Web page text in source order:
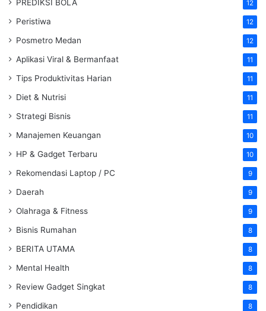
PREDIKSI BOLA 12
Peristiwa 12
Posmetro Medan 12
Aplikasi Viral & Bermanfaat 11
Tips Produktivitas Harian 11
Diet & Nutrisi 11
Strategi Bisnis 11
Manajemen Keuangan 10
HP & Gadget Terbaru 10
Rekomendasi Laptop / PC 9
Daerah 9
Olahraga & Fitness 9
Bisnis Rumahan 8
BERITA UTAMA 8
Mental Health 8
Review Gadget Singkat 8
Pendidikan 8